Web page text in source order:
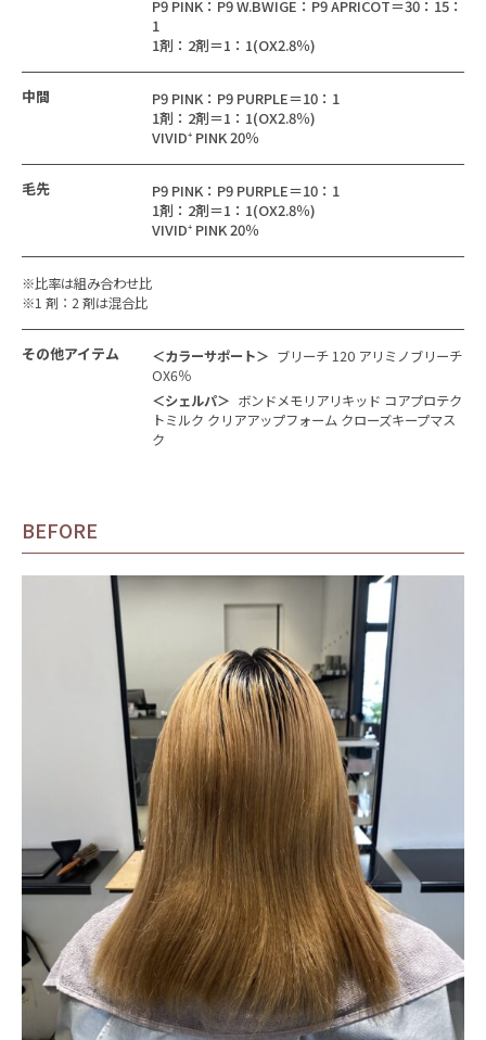
P9 PINK：P9 W.BWIGE：P9 APRICOT＝30：15：
1
1剤：2剤＝1：1(OX2.8％)
中間
P9 PINK：P9 PURPLE＝10：1
1剤：2剤＝1：1(OX2.8％)
VIVID⁺ PINK 20％
毛先
P9 PINK：P9 PURPLE＝10：1
1剤：2剤＝1：1(OX2.8％)
VIVID⁺ PINK 20％
※比率は組み合わせ比
※1 剤：2 剤は混合比
その他アイテム ＜カラーサポート＞ ブリーチ 120 アリミノブリーチ
OX6％
＜シェルパ＞ ボンドメモリアリキッド コアプロテク
トミルク クリアアップフォーム クローズキープマス
ク
BEFORE